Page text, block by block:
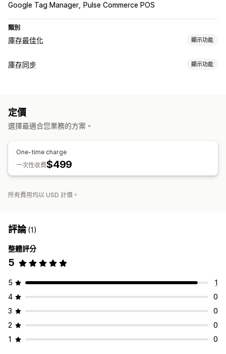
Google Tag Manager
Pulse Commerce POS
類別
庫存最佳化 顯示功能
庫存管理
訂單管理
退貨 運送 大量處理 自動處理
補貨提醒 庫存不足提醒
電子郵件通知 分析
庫存同步 顯示功能
定價
選擇最適合您業務的方案。
One-time charge
$499
一次性收費
所有費用均以 USD 計價。
評論(1)
整體評分
5
5
1
4
0
3
0
2
0
1
0